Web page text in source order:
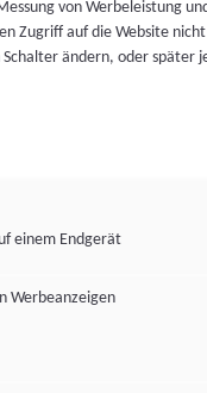
von Werbeleistung
Zugriff auf die Website
ändern, oder
einem Endgerät
Werbeanzeigen